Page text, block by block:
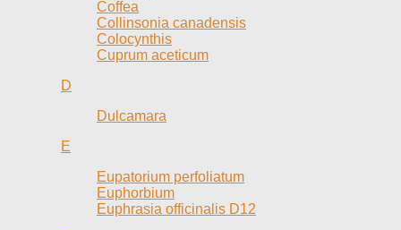
Coffea
Collinsonia canadensis
Colocynthis
Cuprum aceticum
D
Dulcamara
E
Eupatorium perfoliatum
Euphorbium
Euphrasia officinalis D12